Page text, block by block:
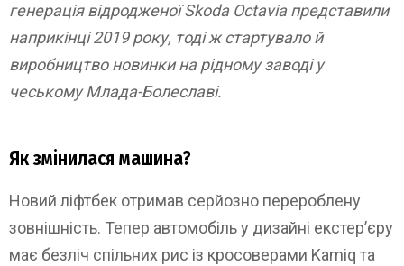
генерація відродженої Skoda Octavia представили
наприкінці 2019 року, тоді ж стартувало й
виробництво новинки на рідному заводі у
чеському Млада-Болеславі.
Як змінилася машина?
Новий ліфтбек отримав серйозно перероблену
зовнішність. Тепер автомобіль у дизайні екстер’єру
має безліч спільних рис із кросоверами Kamiq та